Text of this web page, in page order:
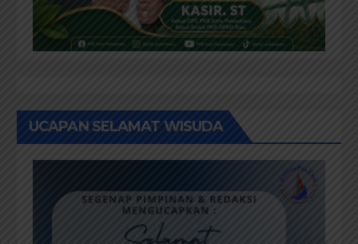
UCAPAN SELAMAT WISUDA